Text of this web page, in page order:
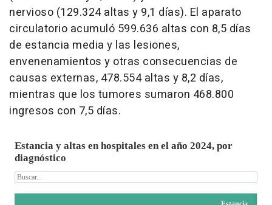
nervioso (129.324 altas y 9,1 días). El aparato
circulatorio acumuló 599.636 altas con 8,5 días
de estancia media y las lesiones,
envenenamientos y otras consecuencias de
causas externas, 478.554 altas y 8,2 días,
mientras que los tumores sumaron 468.800
ingresos con 7,5 días.